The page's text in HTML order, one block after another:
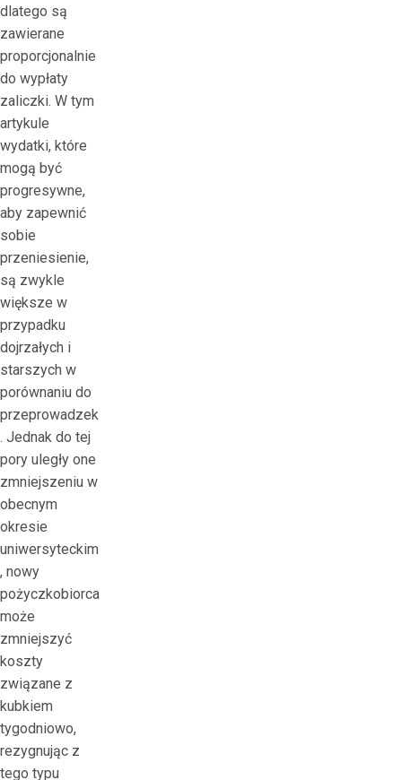
dlatego są
zawierane
proporcjonalnie
do wypłaty
zaliczki. W tym
artykule
wydatki, które
mogą być
progresywne,
aby zapewnić
sobie
przeniesienie,
są zwykle
większe w
przypadku
dojrzałych i
starszych w
porównaniu do
przeprowadzek
. Jednak do tej
pory uległy one
zmniejszeniu w
obecnym
okresie
uniwersyteckim
, nowy
pożyczkobiorca
może
zmniejszyć
koszty
związane z
kubkiem
tygodniowo,
rezygnując z
tego typu